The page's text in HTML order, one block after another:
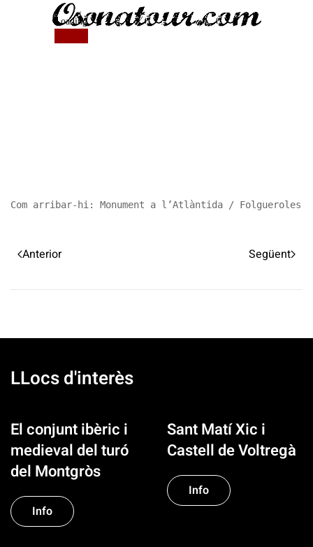
Com arribar-hi: Monument a l’Atlàntida / Folgueroles /
Anterior Següent
LLocs d'interès
El conjunt ibèric i
medieval del turó
del Montgròs
Info
Sant Matí Xic i
Castell de Voltregà
Info